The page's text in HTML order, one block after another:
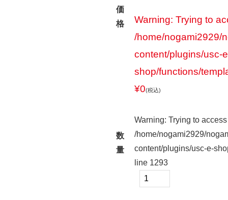
価
格
Warning: Trying to
/home/nogami2929/
content/plugins/usc-
shop/functions/
¥0(税込)
数
量
Warning: Trying to
/home/nogami2929/
content/plugins/usc-e-
line 1293